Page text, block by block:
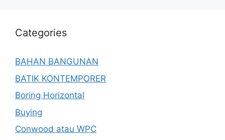
Categories
BAHAN BANGUNAN
BATIK KONTEMPORER
Boring Horizontal
Buying
Conwood atau WPC